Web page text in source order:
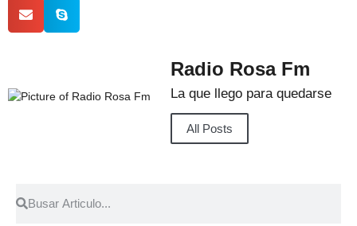
Radio Rosa Fm
La que llego para quedarse
All Posts